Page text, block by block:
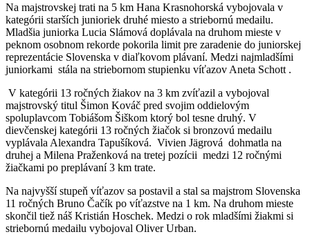
Na majstrovskej trati na 5 km Hana Krasnohorská vybojovala v
kategórii starších junioriek druhé miesto a striebornú medailu.
Mladšia juniorka Lucia Slámová doplávala na druhom mieste v
peknom osobnom rekorde pokorila limit pre zaradenie do juniorskej
reprezentácie Slovenska v diaľkovom plávaní. Medzi najmladšími
juniorkami stála na striebornom stupienku víťazov Aneta Schott .
V kategórii 13 ročných žiakov na 3 km zvíťazil a vybojoval
majstrovský titul Šimon Kováč pred svojim oddielovým
spoluplavcom Tobiášom Šiškom ktorý bol tesne druhý. V
dievčenskej kategórii 13 ročných žiačok si bronzovú medailu
vyplávala Alexandra Tapušíková. Vivien Jägrová dohmatla na
druhej a Milena Praženková na tretej pozícii medzi 12 ročnými
žiačkami po preplávaní 3 km trate.
Na najvyšší stupeň víťazov sa postavil a stal sa majstrom Slovenska
11 ročných Bruno Čačík po víťazstve na 1 km. Na druhom mieste
skončil tiež náš Kristián Hoschek. Medzi o rok mladšími žiakmi si
striebornú medailu vybojoval Oliver Urban.